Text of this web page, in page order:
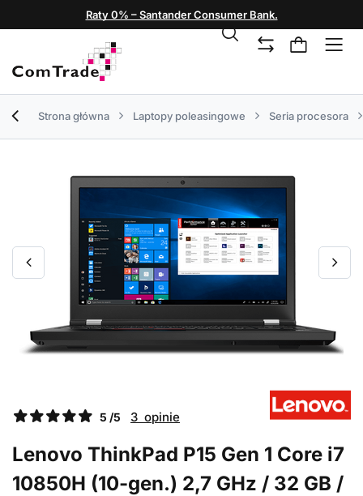
Raty 0% – Santander Consumer Bank.
Strona główna Laptopy poleasingowe Seria procesora
5 /5 3 opinie
Lenovo ThinkPad P15 Gen 1 Core i7
10850H (10-gen.) 2,7 GHz / 32 GB /